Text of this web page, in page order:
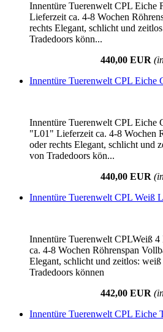
Innentüre Tuerenwelt CPL Eiche
Lieferzeit ca. 4-8 Wochen
rechts Elegant, schlicht und
Tradedoors könn...
440,00 EUR
Innentüre Tuerenwelt CPL Eiche
Innentüre Tuerenwelt CPL Eiche
"L01" Lieferzeit ca. 4-8 Wochen
oder rechts Elegant, schlicht und
von Tradedoors kön...
440,00 EUR
Innentüre Tuerenwelt CPL Weiß
Innentüre Tuerenwelt CPLWeiß
ca. 4-8 Wochen Röhrenspan
Elegant, schlicht und zeitlos:
Tradedoors können
442,00 EUR
Innentüre Tuerenwelt CPL Eiche